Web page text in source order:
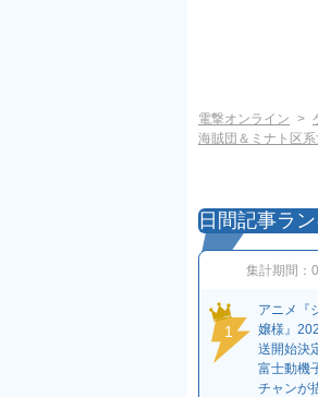
電撃オンライン
海賊団＆ミナト区
日間記事ラ
集計期間：
1
アニメ『
嬢様』
送開始決
富士動機
チャンが